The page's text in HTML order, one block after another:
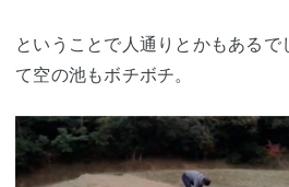
ということで人通りとかもあるで
て空の池もボチボチ。